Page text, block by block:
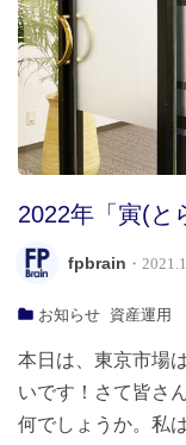
2022年「寅(と
fpbrain ・
お知らせ 資産運用
本日は、東京市場
いです！さて皆さ
何でしょうか。私